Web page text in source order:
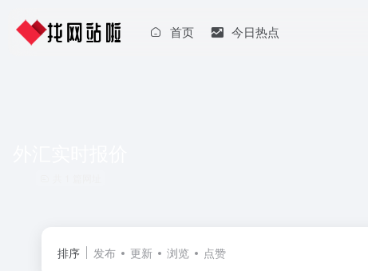
首页 今日热点
排序 发布 更新 浏览 点赞